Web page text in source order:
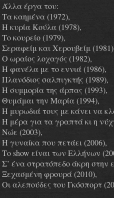
Άλλα έργα του:
Τα καημένα (1972),
Η κυρία Κούλα (1978),
Το κουρείο (1979),
Σεραφείμ και Χερουβείμ
Ο ωραίος λοχαγός (1982),
Η φανέλα με το εννιά (1986),
Πλανόδιος σαλπιγκτής (1989),
Η συμμορία της άρπας (1993),
Θυμάμαι την Μαρία (1994),
Η μυρωδιά τους με κάνει να
Η μέρα για τα γραπτά κι η
Νώε (2003),
Η γυναίκα που πετάει (2006),
Το show είναι των Ελλήνων
Σ’ ένα στρατόπεδο άκρη στην
Ξεχασμένη φρουρά (2010),
Οι αλεπούδες του Γκόσπορτ